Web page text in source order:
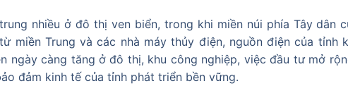
nhiều ở đô thị ven biển, trong khi miền núi phía Tây dân
miền Trung và các nhà máy thủy điện, nguồn điện của tỉnh
ngày càng tăng ở đô thị, khu công nghiệp, việc đầu tư mở
đảm kinh tế của tỉnh phát triển bền vững.